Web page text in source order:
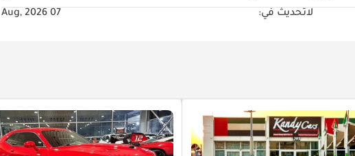
لاتحديث في: 07 Aug, 2026